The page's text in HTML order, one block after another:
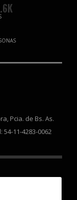
Pcia. de Bs. As.
11-4283-0062